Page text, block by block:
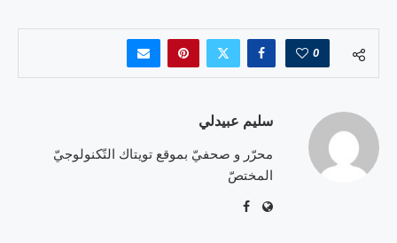
0
سليم عبيدلي
محرّر و صحفيّ بموقع تويتاك التّكنولوجيّ
المختصّ